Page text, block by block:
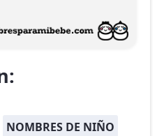
NOMBRES DE NIÑO